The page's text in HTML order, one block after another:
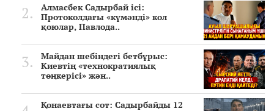
Алмасбек Садырбай ісі:
Протоколдағы «күмәнді» кол
қоюлар, Павлода..
Майдан шебіндегі бетбұрыс:
Киевтің «технократиялық
төңкерісі» жән..
Қонаевтағы сот: Садырбайды 12